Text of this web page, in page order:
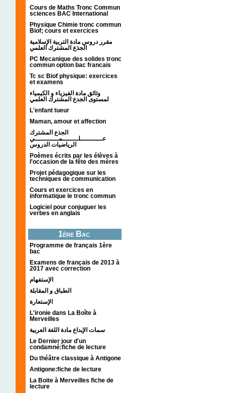
Cours de Maths Tronc Commun
sciences BAC International
Physique Chimie tronc commun
Biof; cours et exercices
مقرر دروس مادة التربية الإسلامية
الجذع المشترك العلمي
PC Mecanique des solides tronc
commun option bac francais
Tc sc Biof physique: exercices
et examens
وثائق مادة الفيزياء و الكيمياء
L'enfant tueur
Maman, amour et affection
الجذع المشترك
عـــــــــــلــــــــمــــــــــــي
الرياضيات الدروس
Poèmes écrits par les élèves à
l'occasion de la fête des mères
Projet pédagogique sur les
techniques de communication
Cours et exercices en
informatique le tronc commun
Logiciel pour conjuguer les
verbes en anglais
1ère Bac
Programme de français 1ère
bac
Examens de français de 2013 à
2017 avec correction
الإستفهام
الطباق و المقابلة
الإستعارة
L'ironie dans La Boîte à
Merveilles
سمات الإبداع مادة اللغة العربية
Le Dernier jour d'un
condamné:fiche de lecture
Du théâtre classique à Antigone
Antigone:fiche de lecture
La Boite à Merveilles fiche de
lecture